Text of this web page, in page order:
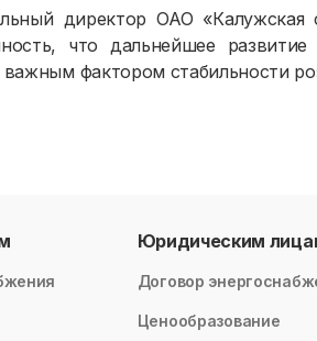
директор ОАО
что дальнейшее
важным фактором стабильности
Юридическим
Договор
Ценообразование